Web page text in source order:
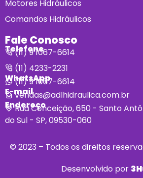
Motores Hidráulicos
Comandos Hidráulicos
Fale Conosco
Telefone
(11) 9 1067-6614
(11) 4233-2231
WhatsApp
(11) 9 1067-6614
E-mail
vendas@adlhidraulica.com.br
Endereço
Rua Conceição, 650 - Santo
do Sul - SP, 09530-060
© 2023 – Todos os direitos
Desenvolvido por